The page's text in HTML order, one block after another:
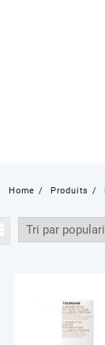
Home Produits